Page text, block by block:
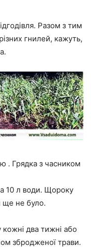
Разом з тим
гнилей, кажуть,
. Грядка з часником
10 л води. Щороку
ще не було.
кожні два тижні або
збродженої трави.